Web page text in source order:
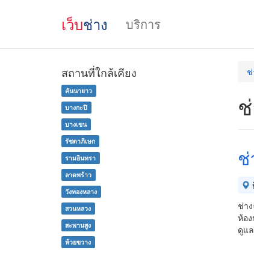
เว็บช่าง บริการ
ช่า
ห้อ
ดูแ
สถานที่ใกล้เคียง
คันนายาว
บางกะปิ
บางเขน
รัชดาภิเษก
รามอินทรา
ลาดพร้าว
วังทองหลาง
สวนหลวง
สะพานสูง
ห้วยขวาง